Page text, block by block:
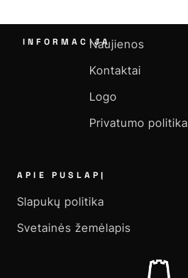
INFORMACIJANaujienos
Kontaktai
Logo
Privatumo politika
APIE PUSLAPĮ
Slapukų politika
Svetainės žemėlapis